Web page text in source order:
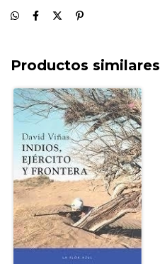
Productos similares